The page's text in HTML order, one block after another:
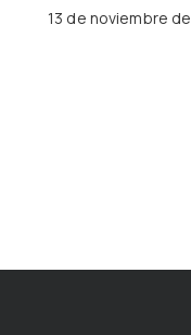
13 de noviembre